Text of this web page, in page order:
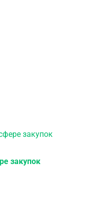
закупок
закупок